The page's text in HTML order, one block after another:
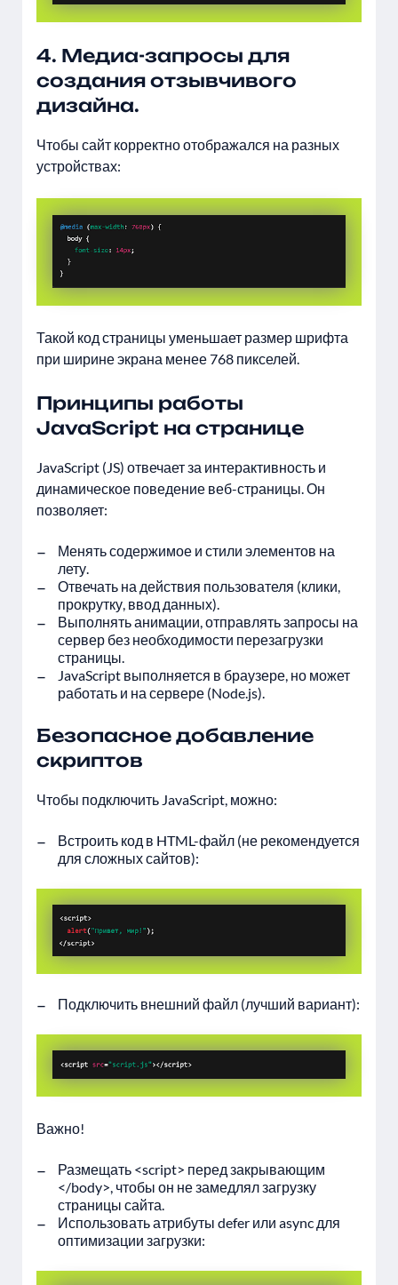
4. Медиа-запросы для
создания отзывчивого
дизайна.
Чтобы сайт корректно отображался на разных
устройствах:
Такой код страницы уменьшает размер шрифта
при ширине экрана менее 768 пикселей.
Принципы работы
JavaScript на странице
JavaScript (JS) отвечает за интерактивность и
динамическое поведение веб-страницы. Он
позволяет:
Менять содержимое и стили элементов на
лету.
Отвечать на действия пользователя (клики,
прокрутку, ввод данных).
Выполнять анимации, отправлять запросы на
сервер без необходимости перезагрузки
страницы.
JavaScript выполняется в браузере, но может
работать и на сервере (Node.js).
Безопасное добавление
скриптов
Чтобы подключить JavaScript, можно:
Встроить код в HTML-файл (не рекомендуется
для сложных сайтов):
Подключить внешний файл (лучший вариант):
Важно!
Размещать <script> перед закрывающим
</body>, чтобы он не замедлял загрузку
страницы сайта.
Использовать атрибуты defer или async для
оптимизации загрузки: